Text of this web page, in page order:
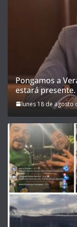
Pongamos a
estará presente.
lunes 18 de agosto